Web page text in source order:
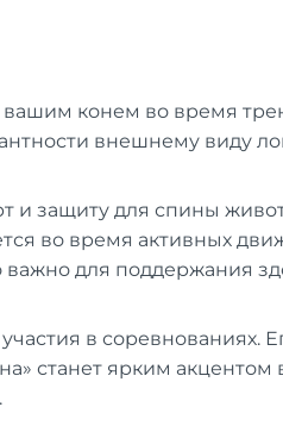
вашим конем во время
внешнему виду
защиту для спины
во время активных
для поддержания
в соревнованиях.
станет ярким